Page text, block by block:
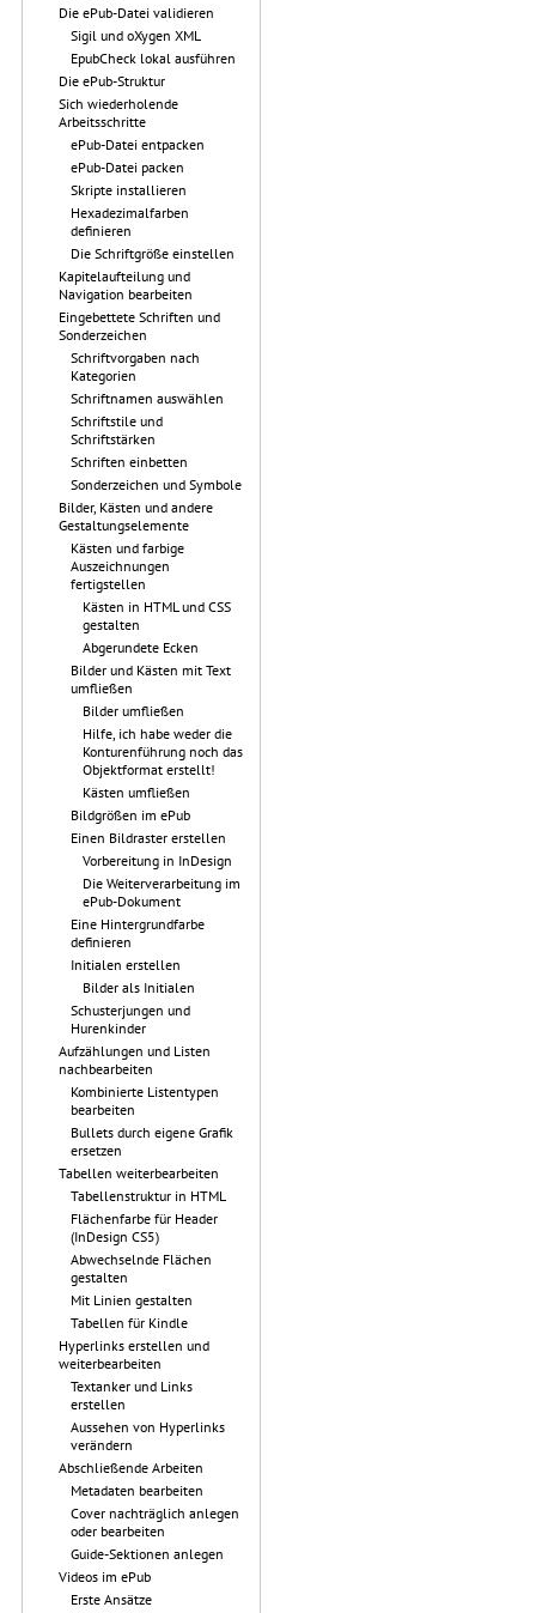
Die ePub-Datei validieren
Sigil und oXygen XML
EpubCheck lokal ausführen
Die ePub-Struktur
Sich wiederholende
Arbeitsschritte
ePub-Datei entpacken
ePub-Datei packen
Skripte installieren
Hexadezimalfarben
definieren
Die Schriftgröße einstellen
Kapitelaufteilung und
Navigation bearbeiten
Eingebettete Schriften und
Sonderzeichen
Schriftvorgaben nach
Kategorien
Schriftnamen auswählen
Schriftstile und
Schriftstärken
Schriften einbetten
Sonderzeichen und Symbole
Bilder, Kästen und andere
Gestaltungselemente
Kästen und farbige
Auszeichnungen
fertigstellen
Kästen in HTML und CSS
gestalten
Abgerundete Ecken
Bilder und Kästen mit Text
umfließen
Bilder umfließen
Hilfe, ich habe weder die
Konturenführung noch das
Objektformat erstellt!
Kästen umfließen
Bildgrößen im ePub
Einen Bildraster erstellen
Vorbereitung in InDesign
Die Weiterverarbeitung im
ePub-Dokument
Eine Hintergrundfarbe
definieren
Initialen erstellen
Bilder als Initialen
Schusterjungen und
Hurenkinder
Aufzählungen und Listen
nachbearbeiten
Kombinierte Listentypen
bearbeiten
Bullets durch eigene Grafik
ersetzen
Tabellen weiterbearbeiten
Tabellenstruktur in HTML
Flächenfarbe für Header
(InDesign CS5)
Abwechselnde Flächen
gestalten
Mit Linien gestalten
Tabellen für Kindle
Hyperlinks erstellen und
weiterbearbeiten
Textanker und Links
erstellen
Aussehen von Hyperlinks
verändern
Abschließende Arbeiten
Metadaten bearbeiten
Cover nachträglich anlegen
oder bearbeiten
Guide-Sektionen anlegen
Videos im ePub
Erste Ansätze